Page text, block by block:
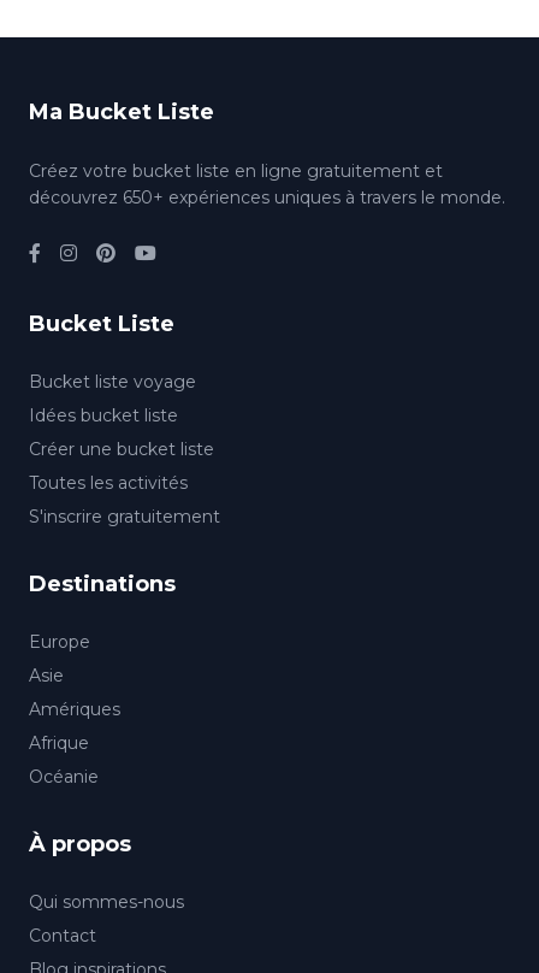
Ma Bucket Liste
Créez votre bucket liste en ligne gratuitement et
découvrez 650+ expériences uniques à travers le monde.
Bucket Liste
Bucket liste voyage
Idées bucket liste
Créer une bucket liste
Toutes les activités
S'inscrire gratuitement
Destinations
Europe
Asie
Amériques
Afrique
Océanie
À propos
Qui sommes-nous
Contact